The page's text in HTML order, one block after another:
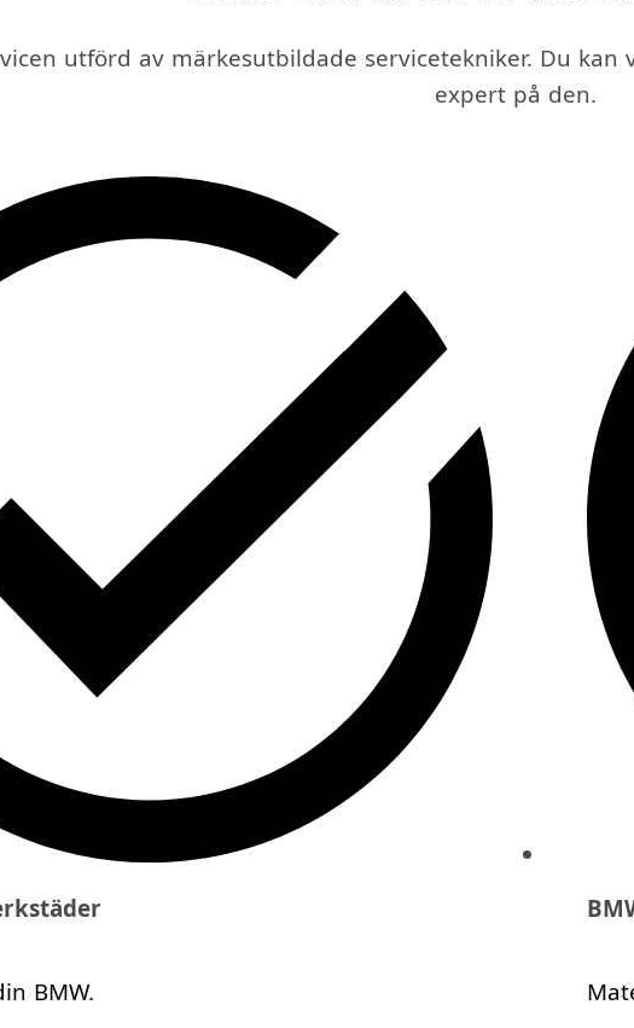
utförd av märkesutbildade servicetekniker. Du
expert på den.
BMW.